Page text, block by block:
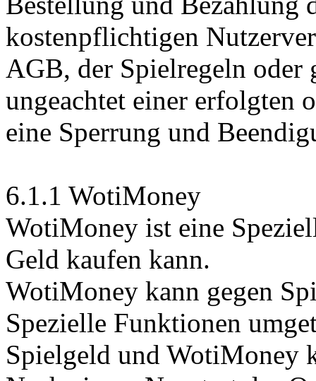
kostenpflichtigen
AGB, der Spielregeln oder
ungeachtet einer erfolgten
eine Sperrung und
6.1.1 WotiMoney
WotiMoney ist eine
Geld kaufen kann.
WotiMoney kann gegen
Spezielle Funktionen
Spielgeld und WotiMoney